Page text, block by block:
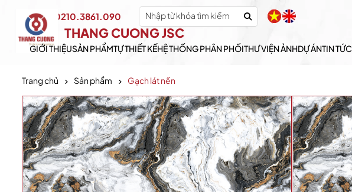
THANG CUONG JSC
Hotline: 0210.3861.090
GIỚI THIỆUSẢN PHẨMTỰ THIẾT KẾHỆ THỐNG PHÂN PHỐITHƯ VIỆN ẢNHDỰ ÁNTIN TỨC
Trang chủ Sản phẩm Gạch lát nền